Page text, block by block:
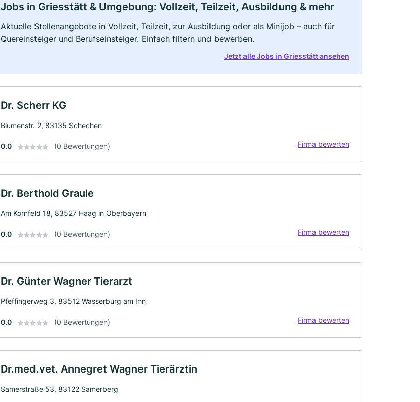
Jobs in Griesstätt & Umgebung: Vollzeit, Teilzeit, Ausbildung & mehr
Aktuelle Stellenangebote in Vollzeit, Teilzeit, zur Ausbildung oder als Minijob – auch für
Quereinsteiger und Berufseinsteiger. Einfach filtern und bewerben.
Jetzt alle Jobs in Griesstätt ansehen
Dr. Scherr KG
Blumenstr. 2, 83135 Schechen
0.0 (0 Bewertungen) Firma bewerten
Dr. Berthold Graule
Am Kornfeld 18, 83527 Haag in Oberbayern
0.0 (0 Bewertungen) Firma bewerten
Dr. Günter Wagner Tierarzt
Pfeffingerweg 3, 83512 Wasserburg am Inn
0.0 (0 Bewertungen) Firma bewerten
Dr.med.vet. Annegret Wagner Tierärztin
Samerstraße 53, 83122 Samerberg